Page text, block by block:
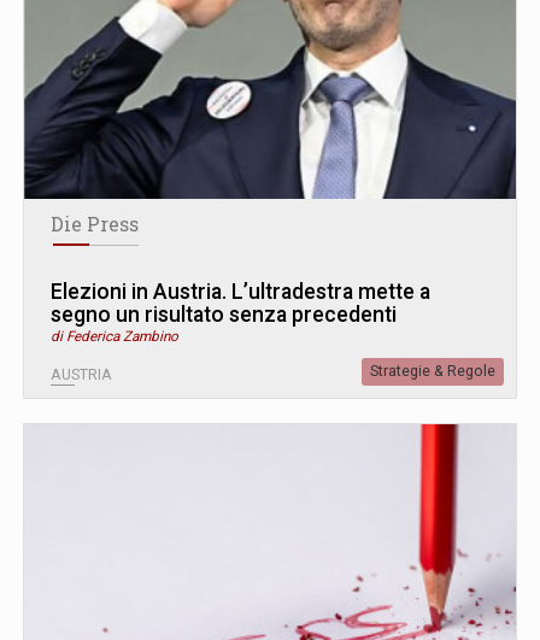
Die Press
Elezioni in Austria. L’ultradestra mette a
segno un risultato senza precedenti
di Federica Zambino
AUSTRIA Strategie & Regole